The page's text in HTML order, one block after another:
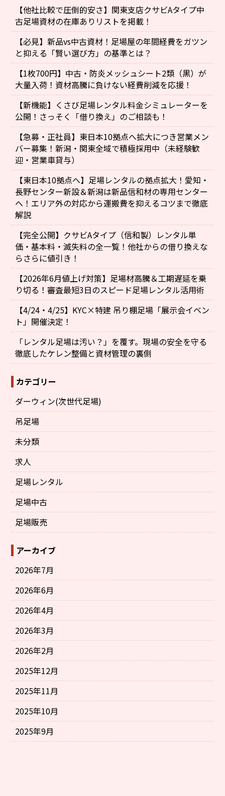
【他社比較で圧倒的安さ】関東支店クサビAタイプ中
古足場資材の在庫ありリストを掲載！
【必見】新品vs中古資材！足場屋の年間経費をガツン
と抑える「賢い選び方」の基準とは？
【1枚700円】中古・防炎メッシュシート2類（黒）が
大量入荷！資材高騰に負けない経費削減を応援！
【新機能】くさび足場レンタル料金シミュレーターを
公開！さっそく「借り換え」のご相談も！
【急募・正社員】東日本10拠点へ拡大につき営業メン
バー募集！新潟・関東全域で積極採用中（未経験歓
迎・営業車貸与）
【東日本10拠点へ】足場レンタルの拠点拡大！愛知・
長野センター新設＆新潟は新品信和材の専用センター
へ！エリア外の対応から運搬費を抑えるコツまで徹底
解説
【完全公開】クサビAタイプ（信和製）レンタル単
価・基本料・滅失料の全一覧！他社からの借り換えな
らさらに値引き！
【2026年6月値上げ対策】足場材高騰＆工期遅延を乗
り切る！審査最短3日のスピード足場レンタル活用術
【4/24・4/25】KYC×特建 吊り棚足場「展示会イベン
ト」開催決定！
「レンタル足場は汚い？」を覆す。現場の安全を守る
徹底したケレン整備と資材管理の裏側
カテゴリー
ダーウィン(次世代足場)
吊足場
未分類
求人
足場レンタル
足場中古
足場販売
アーカイブ
2026年7月
2026年6月
2026年4月
2026年3月
2026年2月
2025年12月
2025年11月
2025年10月
2025年9月